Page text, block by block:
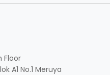
Floor
A1 No.1 Meruya